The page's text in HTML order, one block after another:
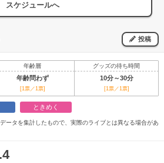
スケジュールへ
投稿
年齢層 グッズの待ち時間
年齢問わず 10分～30分
[1票／1票] [1票／1票]
ときめく
ータを集計したもので、実際のライブとは異なる場合があ